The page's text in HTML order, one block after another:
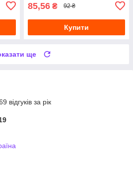
85,56 ₴ 92 ₴
Купити
ще
відгуків за рік